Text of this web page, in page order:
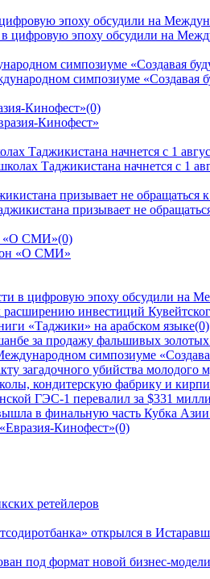
эпоху обсудили на
симпозиуме «Создавая
Кинофест»(0)
Таджикистана начнется с 1
призывает не
«О СМИ»(0)
в цифровую эпоху обсудили на
инвестиций
«Таджики» на арабском языке(0)
за продажу фальшивых
симпозиуме
загадочного убийства молодого
кондитерскую фабрику и
ГЭС-1 перевалил за $331
в финальную часть Кубка
Кинофест»(0)
ретейлеров
открылся в
под формат новой бизнес-